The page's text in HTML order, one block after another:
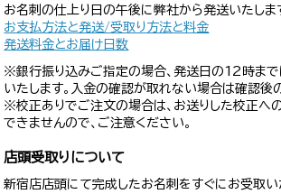
お名刺の仕上り日の午後に弊社から発送いたしま
お支払方法と発送/受取り方法と料金
発送料金とお届け日数
※銀行振り込みご指定の場合、発送日の12時ま
いたします。入金の確認が取れない場合は確認後
※校正ありでご注文の場合は、お送りした校正へ
できませんので、ご注意ください。
店頭受取りについて
新宿店店頭にて完成したお名刺をすぐにお受取い